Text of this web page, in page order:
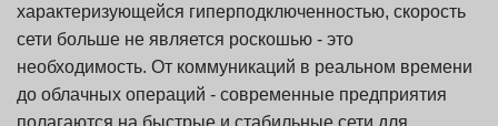
характеризующейся гиперподключенностью, скорость
сети больше не является роскошью - это
необходимость. От коммуникаций в реальном времени
до облачных операций - современные предприятия
полагаются на быстрые и стабильные сети для